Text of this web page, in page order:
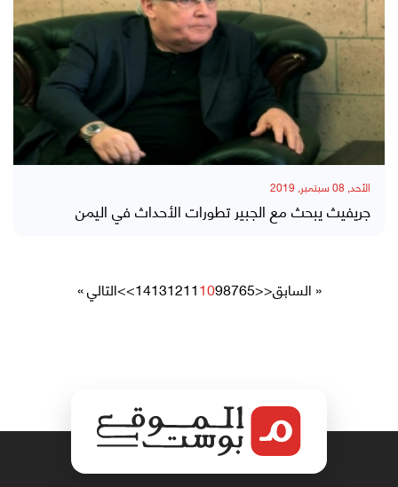
الأحد, 08 سبتمبر, 2019
جريفيث يبحث مع الجبير تطورات الأحداث في اليمن
« السابق<<
5
6
7
8
9
10
11
12
13
14
>>التالي »